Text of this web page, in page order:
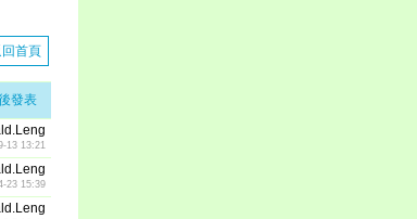
首頁
發表
13 13:21
23 15:39